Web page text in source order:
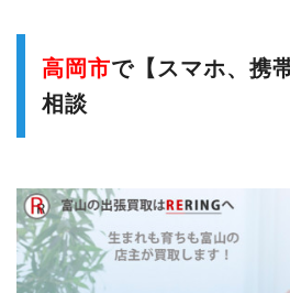
高岡市で【スマホ、携
相談